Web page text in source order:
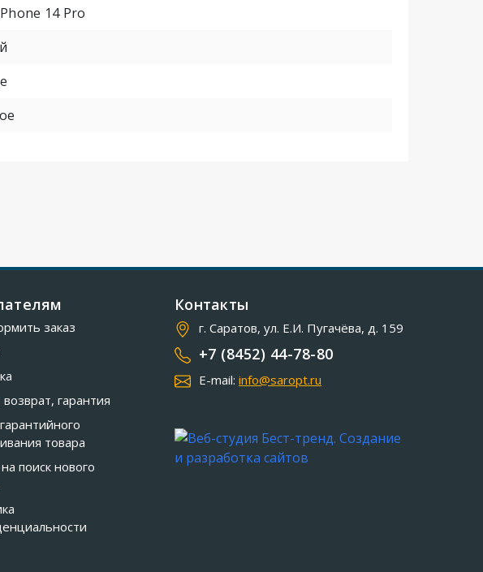
14 Pro
заказ
гарантия
товара
поиск нового
Контакты
г. Саратов, ул. Е.И. Пугачёва, д. 159
+7 (8452) 44-78-80
E-mail: info@saropt.ru